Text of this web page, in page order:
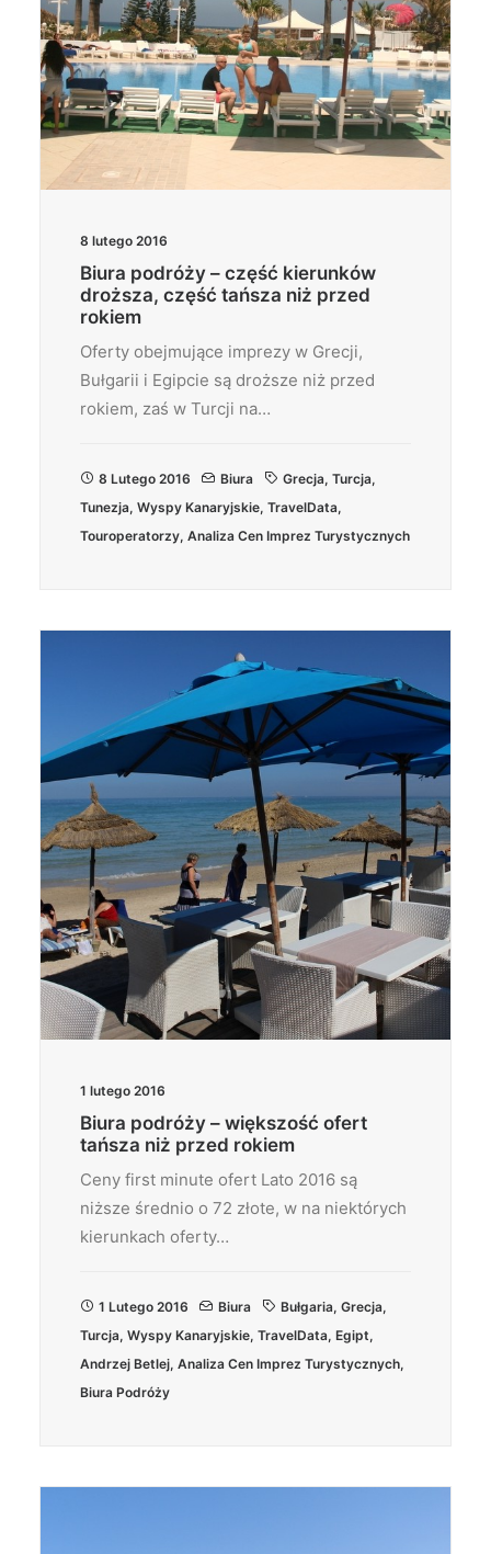
8 lutego 2016
Biura podróży – część kierunków
droższa, część tańsza niż przed
rokiem
Oferty obejmujące imprezy w Grecji,
Bułgarii i Egipcie są droższe niż przed
rokiem, zaś w Turcji na…
8 Lutego 2016 Biura Grecja, Turcja,
Tunezja, Wyspy Kanaryjskie, TravelData,
Touroperatorzy, Analiza Cen Imprez Turystycznych
1 lutego 2016
Biura podróży – większość ofert
tańsza niż przed rokiem
Ceny first minute ofert Lato 2016 są
niższe średnio o 72 złote, w na niektórych
kierunkach oferty…
1 Lutego 2016 Biura Bułgaria, Grecja,
Turcja, Wyspy Kanaryjskie, TravelData, Egipt,
Andrzej Betlej, Analiza Cen Imprez Turystycznych,
Biura Podróży